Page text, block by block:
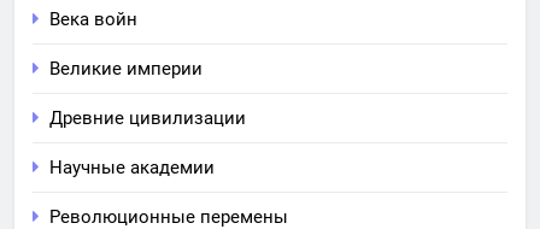
Века войн
Великие империи
Древние цивилизации
Научные академии
Революционные перемены